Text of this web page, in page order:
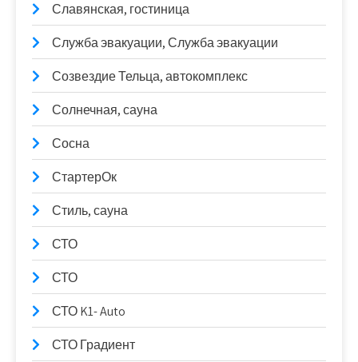
Славянская, гостиница
Служба эвакуации, Служба эвакуации
Созвездие Тельца, автокомплекс
Солнечная, сауна
Сосна
СтартерОк
Стиль, сауна
СТО
СТО
СТО K1- Auto
СТО Градиент